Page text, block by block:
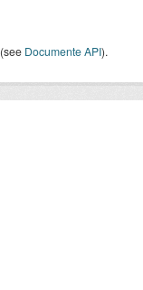
(see Documente API).